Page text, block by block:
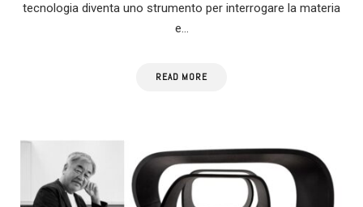
tecnologia diventa uno strumento per interrogare la materia
e…
READ MORE